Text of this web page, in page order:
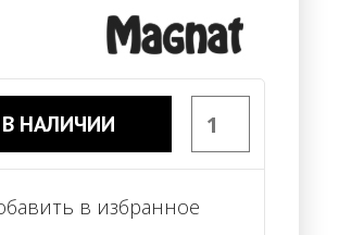
НАЛИЧИИ
в избранное